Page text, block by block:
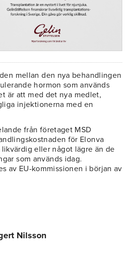
mellan den nya behandlingen
hormon som används
är att med det nya medlet,
injektionerna med en
från företaget MSD
för Elonva
eller något lägre än de
som används idag.
av EU-kommissionen i början av
Nilsson